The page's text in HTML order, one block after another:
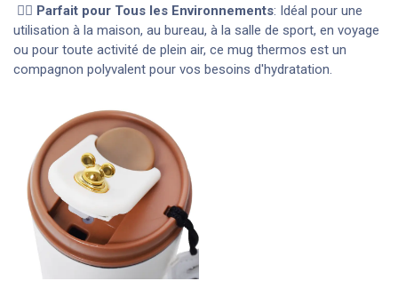
🚶‍♂️ Parfait pour Tous les Environnements: Idéal pour une
utilisation à la maison, au bureau, à la salle de sport, en voyage
ou pour toute activité de plein air, ce mug thermos est un
compagnon polyvalent pour vos besoins d'hydratation.